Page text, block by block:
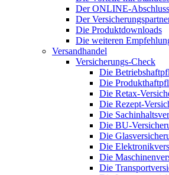
Der ONLINE-Abschluss
Der
Die Produktdownloads
Die weiteren
Versandhandel
Versicherungs-Check
Die
Die
Die Retax-
Die Rezept-
Die
Die BU-
Die
Die
Die
Die